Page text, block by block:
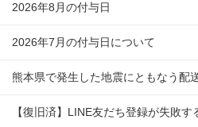
2026年8月の付与日
2026年7月の付与日について
熊本県で発生した地震にともなう配
【復旧済】LINE友だち登録が失敗す